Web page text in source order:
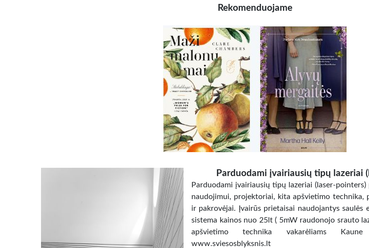
Rekomenduojame
Parduodami įvairiausių tipų lazeriai
Parduodami įvairiausių tipų lazeriai (laser-
naudojimui, projektoriai, kita apšvietimo technika,
ir pakrovėjai. Įvairūs prietaisai naudojantys saulės
sistema kainos nuo 25lt ( 5mW raudonojo srauto
apšvietimo technika vakarėliams
www.sviesosblyksnis.lt